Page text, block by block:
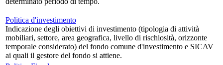
Politica d'investimento
Indicazione degli obiettivi di investimento (tipologia di attività
mobiliari, settore, area geografica, livello di rischiosità, orizzonte
temporale considerato) del fondo comune d'investimento e SICAV
ai quali il gestore del fondo si attiene.